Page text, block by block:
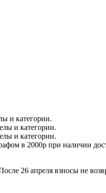
и категории.
и категории.
и категории.
в 2000р при наличии
26 апреля взносы не